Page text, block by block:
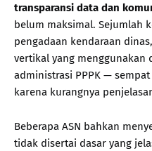
transparansi data dan
belum maksimal. Sejumlah
pengadaan kendaraan
vertikal yang menggunakan
administrasi PPPK —
karena kurangnya
Beberapa ASN bahkan
tidak disertai dasar yang